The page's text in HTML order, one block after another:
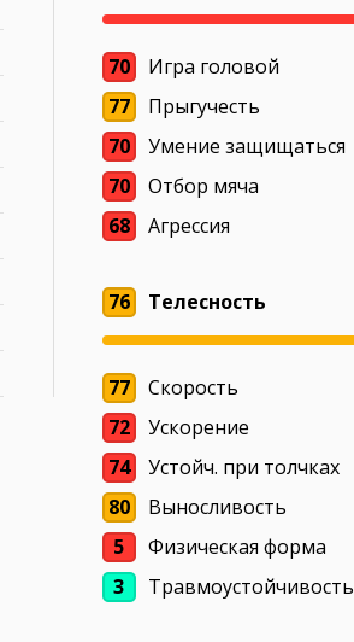
70
Игра головой
77
Прыгучесть
70
Умение защищаться
70
Отбор мяча
68
Агрессия
76 Телесность
77
Скорость
72
Ускорение
74
Устойч. при толчках
80
Выносливость
5
Физическая форма
3
Травмоустойчивость